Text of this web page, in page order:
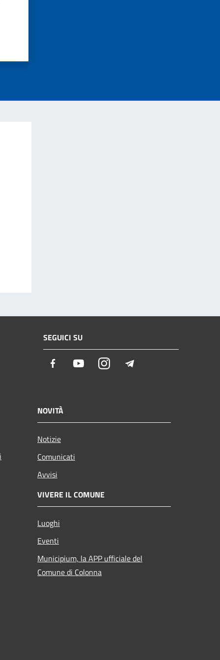
SEGUICI SU
Facebook YoutubeInstagram
NOVITÀ
Notizie
Comunicati
Avvisi
VIVERE IL COMUNE
Luoghi
Eventi
Municipium, la APP ufficiale del
Comune di Colonna